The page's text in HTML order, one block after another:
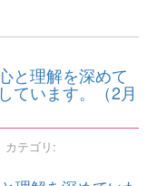
と理解を深めて
ています。（2月
カテゴリ: